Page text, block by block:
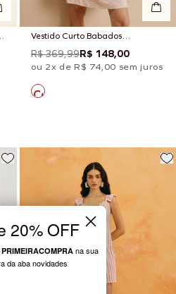
Vestido Curto Babados
Estampado Maraca
R$ 369,99R$ 148,00
ou 2x de R$ 74,00 sem juros